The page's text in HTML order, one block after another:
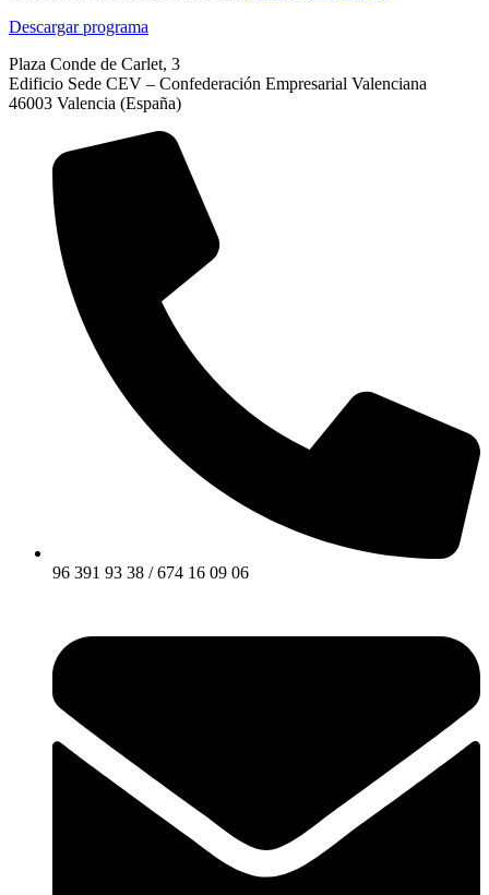
Descargar programa
Plaza Conde de Carlet, 3
Edificio Sede CEV – Confederación Empresarial Valenciana
46003 Valencia (España)
96 391 93 38 / 674 16 09 06